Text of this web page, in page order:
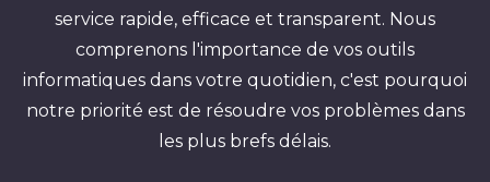
service rapide, efficace et transparent. Nous
comprenons l'importance de vos outils
informatiques dans votre quotidien, c'est pourquoi
notre priorité est de résoudre vos problèmes dans
les plus brefs délais.